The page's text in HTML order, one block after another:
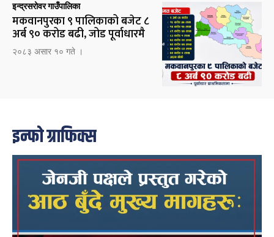
इन्द्रसरोवर गाउँपालिका
मकवानपुरका ९ पालिकाको बजेट ८
अर्ब ९० करोड बढी, जोड पूर्वाधारमै
२०८३ असार १० गते ।
इन्फो ग्राफिक्स